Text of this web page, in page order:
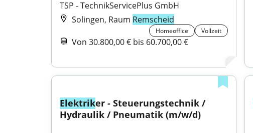
TSP - TechnikServicePlus GmbH
Solingen, Raum Remscheid
Homeoffice Vollzeit
Von 30.800,00 € bis 60.700,00 €
Elektriker - Steuerungstechnik /
Hydraulik / Pneumatik (m/w/d)